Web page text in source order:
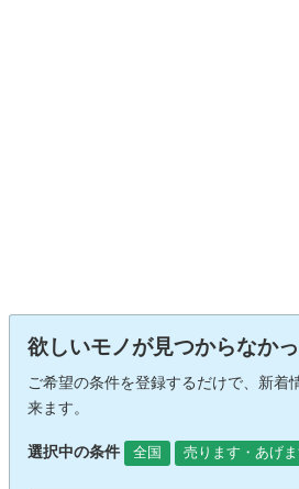
欲しいモノが見つからなか
ご希望の条件を登録するだけで、新着
来ます。
選択中の条件 全国 売ります・あげ